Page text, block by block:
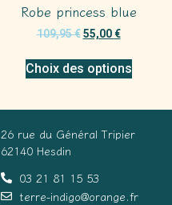
Robe princess blue
109,95€ 55,00€
Choix des options
26 rue du Général Tripier
62140 Hesdin
03 21 81 15 53
terre-indigo@orange.fr